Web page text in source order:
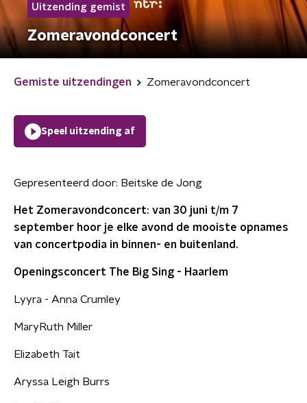
Uitzending gemist
Zomeravondconcert
Gemiste uitzendingen Zomeravondconcert
Speel uitzending af
Gepresenteerd door: Beitske de Jong
Het Zomeravondconcert: van 30 juni t/m 7
september hoor je elke avond de mooiste opnames
van concertpodia in binnen- en buitenland.
Openingsconcert The Big Sing - Haarlem
Lyyra - Anna Crumley
MaryRuth Miller
Elizabeth Tait
Aryssa Leigh Burrs